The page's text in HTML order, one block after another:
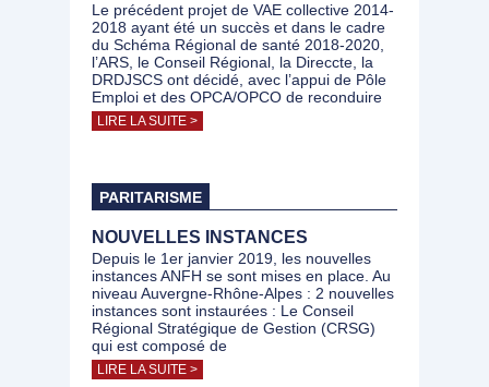
Le précédent projet de VAE collective 2014-
2018 ayant été un succès et dans le cadre
du Schéma Régional de santé 2018-2020,
l’ARS, le Conseil Régional, la Direccte, la
DRDJSCS ont décidé, avec l’appui de Pôle
Emploi et des OPCA/OPCO de reconduire
LIRE LA SUITE >
PARITARISME
NOUVELLES INSTANCES
Depuis le 1er janvier 2019, les nouvelles
instances ANFH se sont mises en place. Au
niveau Auvergne-Rhône-Alpes : 2 nouvelles
instances sont instaurées : Le Conseil
Régional Stratégique de Gestion (CRSG)
qui est composé de
LIRE LA SUITE >